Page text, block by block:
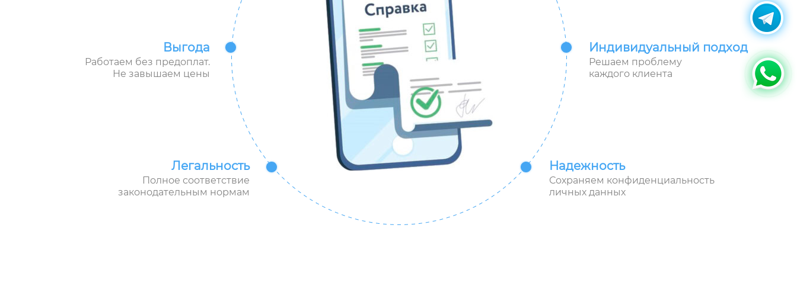
Выгода
Работаем без предоплат.
Не завышаем цены
Легальность
Полное соответствие
законодательным нормам
Индивидуальный подход
Решаем проблему
каждого клиента
Надежность
Сохраняем конфиденциальность
личных данных